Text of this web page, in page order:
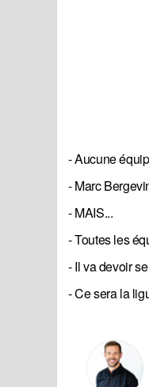
- Aucune
- Marc
- MAIS...
- Toutes les
- Il va devoir
- Ce sera la